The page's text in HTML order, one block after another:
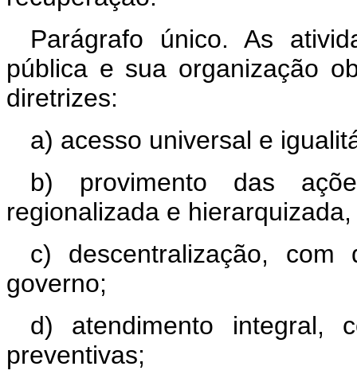
Parágrafo único. As
pública e sua organização
diretrizes:
a) acesso universal e
b) provimento das
regionalizada e
c) descentralização,
governo;
d) atendimento integral,
preventivas;